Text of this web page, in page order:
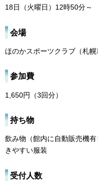
18日（火曜日）12時50分～
会場
ほのかスポーツクラブ（札幌
参加費
1,650円（3回分）
持ち物
飲み物（館内に自動販売機
きやすい服装
受付人数